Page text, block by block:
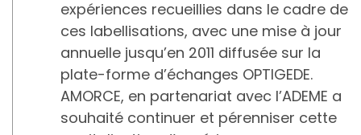
expériences recueillies dans le cadre de
ces labellisations, avec une mise à jour
annuelle jusqu’en 2011 diffusée sur la
plate-forme d’échanges OPTIGEDE.
AMORCE, en partenariat avec l’ADEME a
souhaité continuer et pérenniser cette